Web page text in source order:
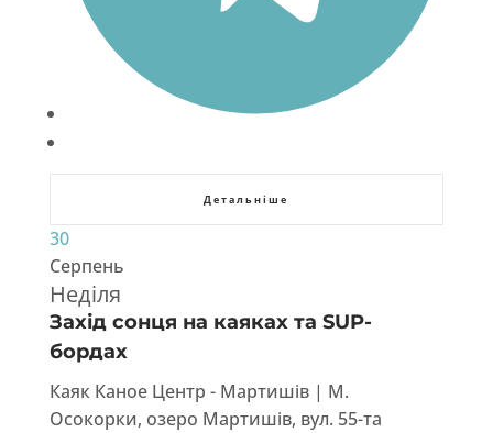
Детальніше
30
Серпень
Неділя
Захід сонця на каяках та SUP-
бордах
Каяк Каное Центр - Мартишів | М.
Осокорки, озеро Мартишів, вул. 55-та